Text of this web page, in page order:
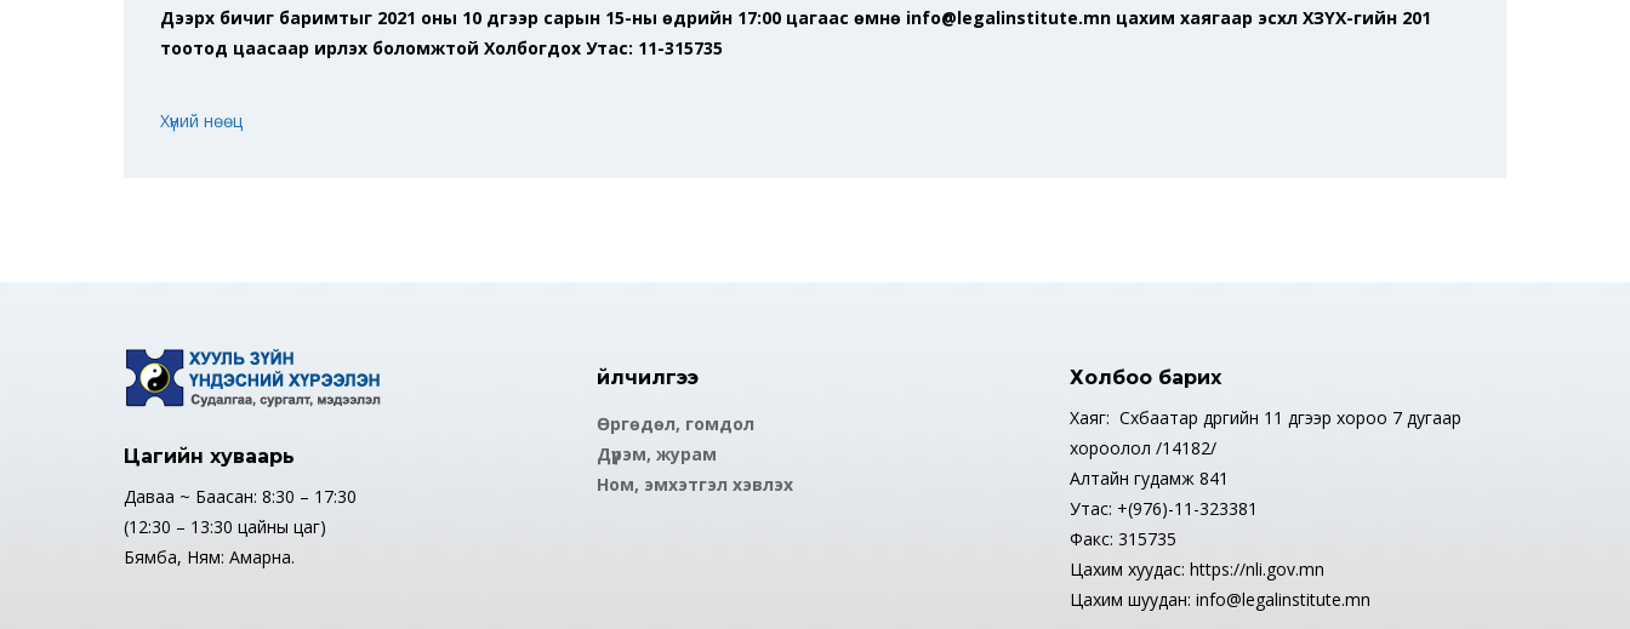
Дээрх бичиг баримтыг 2021 оны 10 дүгээр сарын 15-ны өдрийн 17:00 цагаас өмнө info@legalinstitute.mn цахим хаягаар эсхүл ХЗҮХ-гийн 201
тоотод цаасаар ирүүлэх боломжтой Холбогдох Утас: 11-315735
Хүний нөөц
Цагийн хуваарь
Даваа ~ Баасан: 8:30 – 17:30
(12:30 – 13:30 цайны цаг)
Бямба, Ням: Амарна.
Үйлчилгээ
Өргөдөл, гомдол
Дүрэм, журам
Ном, эмхэтгэл хэвлэх
Холбоо барих
Хаяг: Сүхбаатар дүүргийн 11 дүгээр хороо 7 дугаар
хороолол /14182/
Алтайн гудамж 841
Утас: +(976)-11-323381
Факс: 315735
Цахим хуудас: https://nli.gov.mn
Цахим шуудан: info@legalinstitute.mn